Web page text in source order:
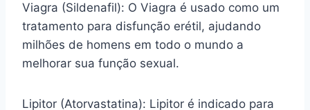
Viagra (Sildenafil): O Viagra é usado como um
tratamento para disfunção erétil, ajudando
milhões de homens em todo o mundo a
melhorar sua função sexual.
Lipitor (Atorvastatina): Lipitor é indicado para